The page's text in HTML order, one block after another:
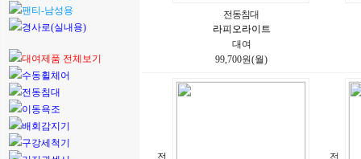
팬티-남성용
경사로(실내용)
대여제품 전체보기
수동휠체어
전동침대
이동욕조
배회감지기
구강세척기
전동침대
라피오라이트
대여
99,700원(월)
전
전